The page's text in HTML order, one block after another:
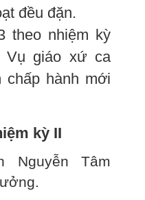
đều đặn.
theo nhiệm kỳ
Vụ giáo xứ ca
chấp hành mới
kỳ II
Nguyễn Tâm